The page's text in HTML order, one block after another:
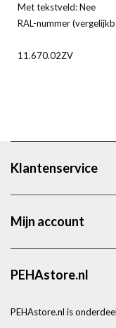
Met tekstveld: Nee
RAL-nummer
11.670.02ZV
Klantenservice
Mijn account
PEHAstore.nl
PEHAstore.nl is